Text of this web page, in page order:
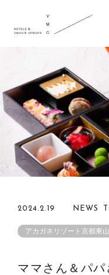
2024.2.19 NEWS
アカガネリゾート京都東
ママさん＆パ